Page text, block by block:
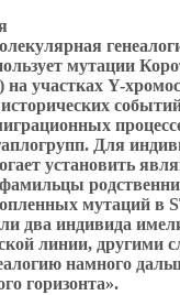
мутации
на участках Y-
Для
установить
мутаций в
два индивида
линии, другими
намного
горизонта».